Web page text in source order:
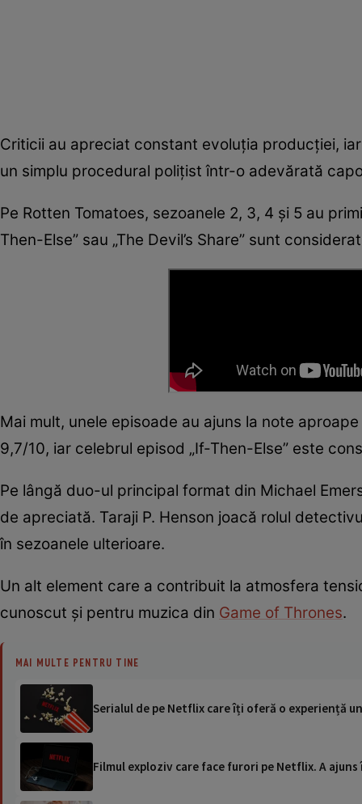
Criticii au apreciat constant evoluția producției,
un simplu procedural polițist într-o adevărată
Pe Rotten Tomatoes, sezoanele 2, 3, 4 și 5 au
Then-Else” sau „The Devil’s Share” sunt
Mai mult, unele episoade au ajuns la note
9,7/10, iar celebrul episod „If-Then-Else” este
Pe lângă duo-ul principal format din Michael
de apreciată. Taraji P. Henson joacă rolul
în sezoanele ulterioare.
Un alt element care a contribuit la atmosfera
cunoscut și pentru muzica din Game of Thrones.
MAI MULTE PENTRU TINE
Serialul de pe Netflix care îți oferă o experiență
Filmul exploziv care face furori pe Netflix. A